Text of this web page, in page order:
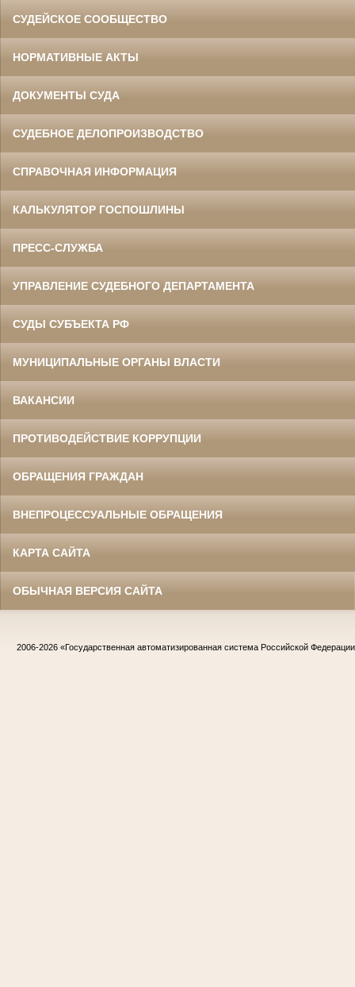
СУДЕЙСКОЕ СООБЩЕСТВО
НОРМАТИВНЫЕ АКТЫ
ДОКУМЕНТЫ СУДА
СУДЕБНОЕ ДЕЛОПРОИЗВОДСТВО
СПРАВОЧНАЯ ИНФОРМАЦИЯ
КАЛЬКУЛЯТОР ГОСПОШЛИНЫ
ПРЕСС-СЛУЖБА
УПРАВЛЕНИЕ СУДЕБНОГО ДЕПАРТАМЕНТА
СУДЫ СУБЪЕКТА РФ
МУНИЦИПАЛЬНЫЕ ОРГАНЫ ВЛАСТИ
ВАКАНСИИ
ПРОТИВОДЕЙСТВИЕ КОРРУПЦИИ
ОБРАЩЕНИЯ ГРАЖДАН
ВНЕПРОЦЕССУАЛЬНЫЕ ОБРАЩЕНИЯ
КАРТА САЙТА
ОБЫЧНАЯ ВЕРСИЯ САЙТА
2006-2026 «Государственная автоматизированная система Российской